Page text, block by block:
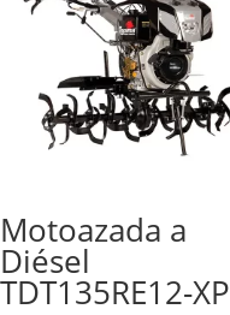
Motoazada a
Diésel
TDT135RE12-XP